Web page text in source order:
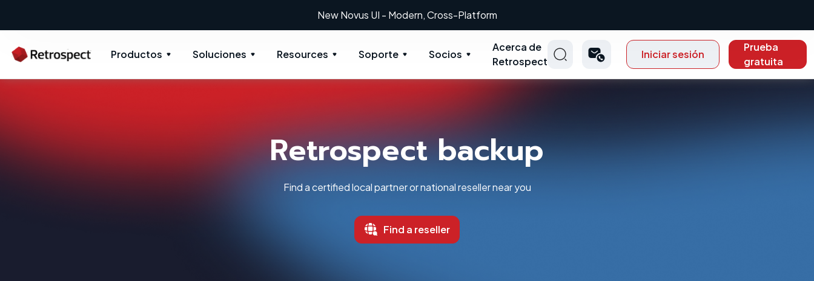
New: Retrospect 20.0.1
Productos Soluciones Resources Soporte Socios
Acerca de
Retrospect
Iniciar sesión
Prueba
gratuita
Retrospect backup
Find a certified local partner or national reseller near you
Find a reseller